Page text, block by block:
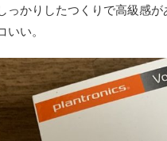
っかりしたつくりで高級感
い。